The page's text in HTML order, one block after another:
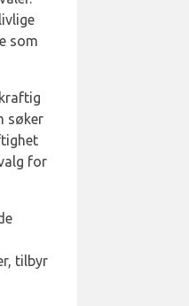
som
søker
for
tilbyr